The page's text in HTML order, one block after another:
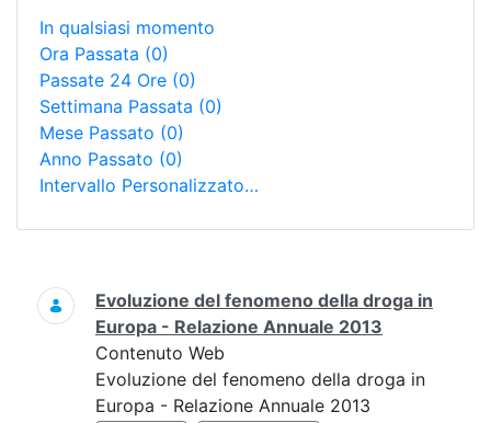
In qualsiasi momento
Ora Passata (0)
Passate 24 Ore (0)
Settimana Passata (0)
Mese Passato (0)
Anno Passato (0)
Intervallo Personalizzato…
Ricerca
Evoluzione del fenomeno della droga in
Europa - Relazione Annuale 2013
Contenuto Web
Evoluzione del fenomeno della droga in
Europa - Relazione Annuale 2013